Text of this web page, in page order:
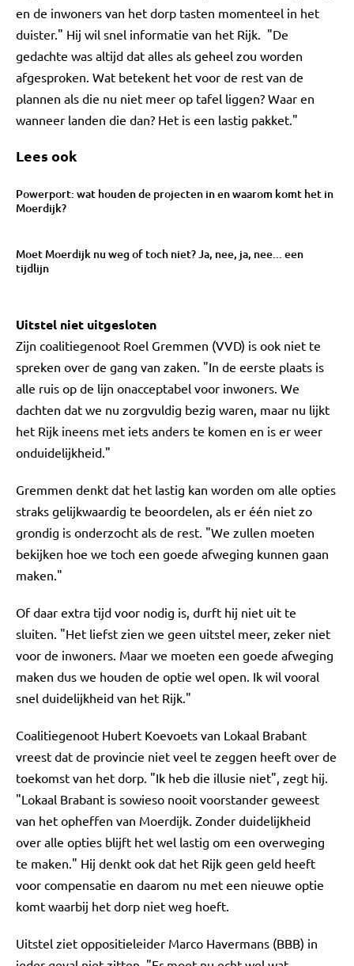
en de inwoners van het dorp tasten momenteel in het
duister." Hij wil snel informatie van het Rijk. "De
gedachte was altijd dat alles als geheel zou worden
afgesproken. Wat betekent het voor de rest van de
plannen als die nu niet meer op tafel liggen? Waar en
wanneer landen die dan? Het is een lastig pakket."
Lees ook
Powerport: wat houden de projecten in en waarom komt het in
Moerdijk?
Moet Moerdijk nu weg of toch niet? Ja, nee, ja, nee... een
tijdlijn
Uitstel niet uitgesloten
Zijn coalitiegenoot Roel Gremmen (VVD) is ook niet te
spreken over de gang van zaken. "In de eerste plaats is
alle ruis op de lijn onacceptabel voor inwoners. We
dachten dat we nu zorgvuldig bezig waren, maar nu lijkt
het Rijk ineens met iets anders te komen en is er weer
onduidelijkheid."
Gremmen denkt dat het lastig kan worden om alle opties
straks gelijkwaardig te beoordelen, als er één niet zo
grondig is onderzocht als de rest. "We zullen moeten
bekijken hoe we toch een goede afweging kunnen gaan
maken."
Of daar extra tijd voor nodig is, durft hij niet uit te
sluiten. "Het liefst zien we geen uitstel meer, zeker niet
voor de inwoners. Maar we moeten een goede afweging
maken dus we houden de optie wel open. Ik wil vooral
snel duidelijkheid van het Rijk."
Coalitiegenoot Hubert Koevoets van Lokaal Brabant
vreest dat de provincie niet veel te zeggen heeft over de
toekomst van het dorp. "Ik heb die illusie niet", zegt hij.
"Lokaal Brabant is sowieso nooit voorstander geweest
van het opheffen van Moerdijk. Zonder duidelijkheid
over alle opties blijft het wel lastig om een overweging
te maken." Hij denkt ook dat het Rijk geen geld heeft
voor compensatie en daarom nu met een nieuwe optie
komt waarbij het dorp niet weg hoeft.
Uitstel ziet oppositieleider Marco Havermans (BBB) in